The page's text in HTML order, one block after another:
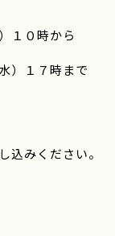
１０時から
）１７時まで
込みください。